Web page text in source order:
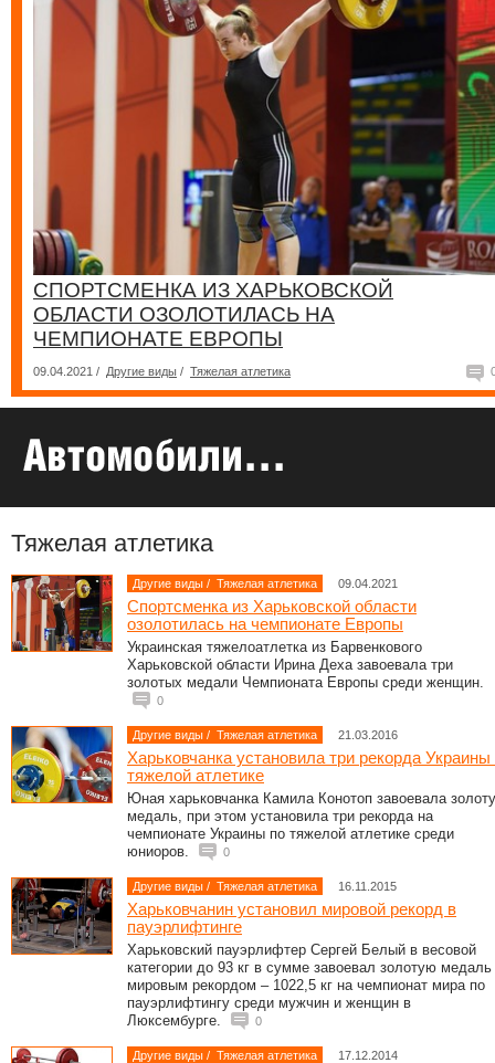
СПОРТСМЕНКА ИЗ ХАРЬКОВСКОЙ
ОБЛАСТИ ОЗОЛОТИЛАСЬ НА
ЧЕМПИОНАТЕ ЕВРОПЫ
09.04.2021 / Другие виды / Тяжелая атлетика
Тяжелая атлетика
Другие виды / Тяжелая атлетика 09.04.2021
Спортсменка из Харьковской области
озолотилась на чемпионате Европы
Украинская тяжелоатлетка из Барвенкового
Харьковской области Ирина Деха завоевала три
золотых медали Чемпионата Европы среди женщин.
0
Другие виды / Тяжелая атлетика 21.03.2016
Харьковчанка установила три рекорда Украины
тяжелой атлетике
Юная харьковчанка Камила Конотоп завоевала
медаль, при этом установила три рекорда на
чемпионате Украины по тяжелой атлетике среди
юниоров.
0
Другие виды / Тяжелая атлетика 16.11.2015
Харьковчанин установил мировой рекорд в
пауэрлифтинге
Харьковский пауэрлифтер Сергей Белый в весовой
категории до 93 кг в сумме завоевал золотую медаль
мировым рекордом – 1022,5 кг на чемпионат мира по
пауэрлифтингу среди мужчин и женщин в
Люксембурге.
0
Другие виды / Тяжелая атлетика 17.12.2014